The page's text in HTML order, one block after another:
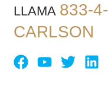
LLAMA 833-4-
CARLSON